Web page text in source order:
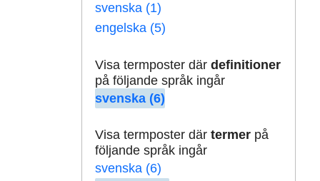
svenska (1)
engelska (5)
Visa termposter där definitioner
på följande språk ingår
svenska (6)
Visa termposter där termerpå
följande språk ingår
svenska (6)